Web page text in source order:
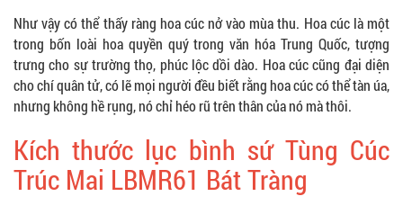
Như vậy có thể thấy ràng hoa cúc nở vào mùa thu. Hoa cúc là một
trong bốn loài hoa quyền quý trong văn hóa Trung Quốc, tượng
trưng cho sự trường thọ, phúc lộc dồi dào. Hoa cúc cũng đại diện
cho chí quân tử, có lẽ mọi người đều biết rằng hoa cúc có thể tàn úa,
nhưng không hề rụng, nó chỉ héo rũ trên thân của nó mà thôi.
Kích thước lục bình sứ Tùng Cúc
Trúc Mai LBMR61 Bát Tràng